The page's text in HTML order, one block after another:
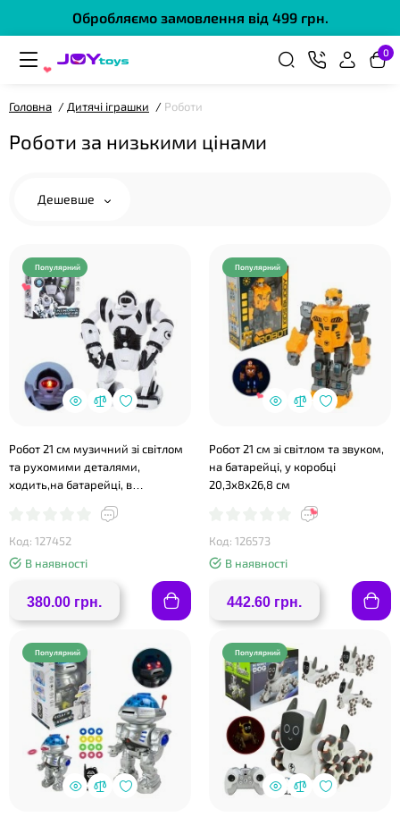
Обробляємо замовлення від 499 грн.
0
Головна Дитячі іграшки Роботи
Роботи за низькими цінами
Дешевше
Популярний
Робот 21 см музичний зі світлом
та рухомими деталями,
ходить,на батарейці, в
Код: 127452
В наявності
380.00 грн.
Популярний
Робот 21 см зі світлом та звуком,
на батарейці, у коробці
20,3х8х26,8 см
Код: 126573
В наявності
442.60 грн.
Популярний Популярний
❤
❤
❤
❤